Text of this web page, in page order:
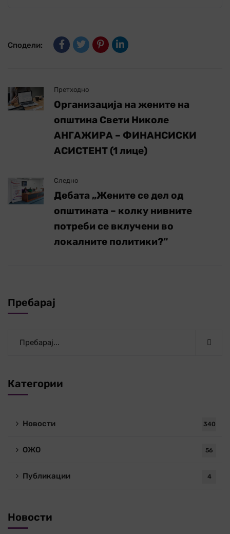
Сподели:
Претходно
Организација на жените на
општина Свети Николе
АНГАЖИРА – ФИНАНСИСКИ
АСИСТЕНТ (1 лице)
Следно
Дебата „Жените се дел од
општината – колку нивните
потреби се вклучени во
локалните политики?“
Пребарај
Категории
Новости 340
ОЖО 56
Публикации 4
Новости